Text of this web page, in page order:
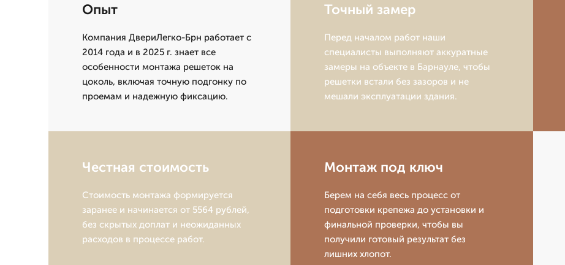
Опыт
Компания ДвериЛегко-Брн работает с
2014 года и в 2025 г. знает все
особенности монтажа решеток на
цоколь, включая точную подгонку по
проемам и надежную фиксацию.
Точный замер
Перед началом работ наши
специалисты выполняют аккуратные
замеры на объекте в Барнауле, чтобы
решетки встали без зазоров и не
мешали эксплуатации здания.
Честная стоимость
Стоимость монтажа формируется
заранее и начинается от 5564 рублей,
без скрытых доплат и неожиданных
расходов в процессе работ.
Монтаж под ключ
Берем на себя весь процесс от
подготовки крепежа до установки и
финальной проверки, чтобы вы
получили готовый результат без
лишних хлопот.